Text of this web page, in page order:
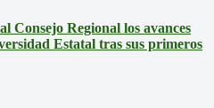
Consejo Regional los avances
Estatal tras sus primeros